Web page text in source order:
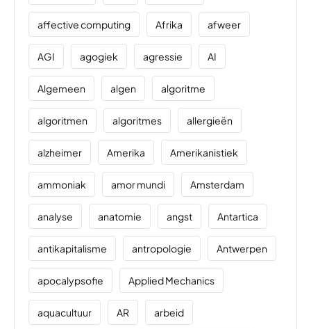
affective computing Afrika afweer
AGI agogiek agressie AI
Algemeen algen algoritme
algoritmen algoritmes allergieën
alzheimer Amerika Amerikanistiek
ammoniak amor mundi Amsterdam
analyse anatomie angst Antartica
antikapitalisme antropologie Antwerpen
apocalypsofie Applied Mechanics
aquacultuur AR arbeid